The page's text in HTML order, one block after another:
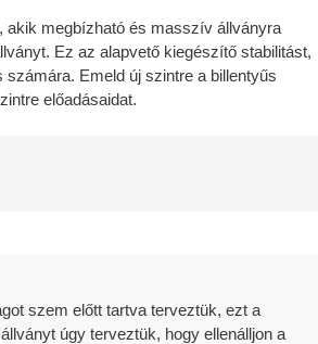
akik megbízható és masszív állványra
Ez az alapvető kiegészítő stabilitást,
Emeld új szintre a billentyűs
előadásaidat.
szem előtt tartva terveztük, ezt a
úgy terveztük, hogy ellenálljon a
vagy aggály megoldásában.
szerinti szabványoknak.
vonatkozóan a
ODM gyártási tapasztalattal.
biztosítunk szervizt és technikai
saját belátásunk szerint javítást, cserét vagy